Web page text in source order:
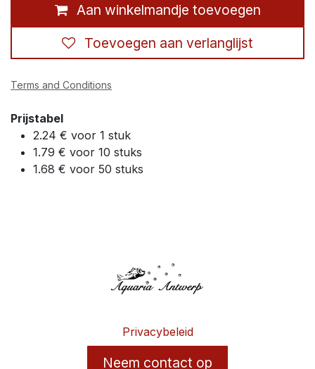
Aan winkelmandje toevoegen
Toevoegen aan verlanglijst
Terms and Conditions
Prijstabel
2.24 € voor 1 stuk
1.79 € voor 10 stuks
1.68 € voor 50 stuks
Privacybeleid
Neem contact op